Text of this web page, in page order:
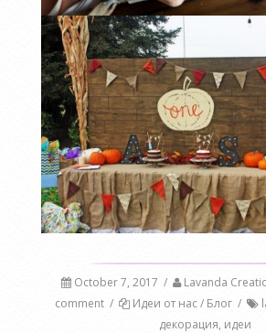
October 7, 2017 / Lavanda
comment / Идеи от нас / Блог /
декорация, идеи